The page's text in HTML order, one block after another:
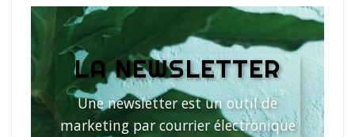
LA NEWSLETTER
Une newsletter est un outil de
marketing par courrier électronique